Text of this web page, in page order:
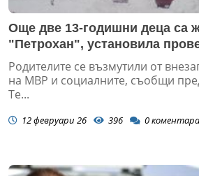
Още две 13-годишни деца са
"Петрохан", установила
Родителите се възмутили от
на МВР и социалните, съобщи
Те...
12 февруари 26 396 0коментара